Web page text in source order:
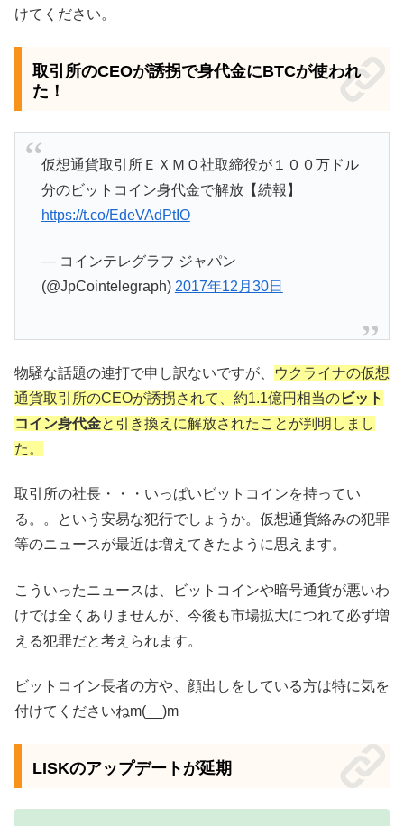
けてください。
取引所のCEOが誘拐で身代金にBTCが使われ
た！
仮想通貨取引所ＥＸＭＯ社取締役が１００万ドル
分のビットコイン身代金で解放【続報】
https://t.co/EdeVAdPtIO
— コインテレグラフ ジャパン
(@JpCointelegraph) 2017年12月30日
物騒な話題の連打で申し訳ないですが、
ウクライナの仮想
通貨取引所のCEOが誘拐されて、約1.1億円相当のビット
コイン身代金と引き換えに解放されたことが判明しまし
た。
取引所の社長・・・いっぱいビットコインを持ってい
る。。という安易な犯行でしょうか。仮想通貨絡みの犯罪
等のニュースが最近は増えてきたように思えます。
こういったニュースは、ビットコインや暗号通貨が悪いわ
けでは全くありませんが、今後も市場拡大につれて必ず増
える犯罪だと考えられます。
ビットコイン長者の方や、顔出しをしている方は特に気を
付けてくださいねm(__)m
LISKのアップデートが延期